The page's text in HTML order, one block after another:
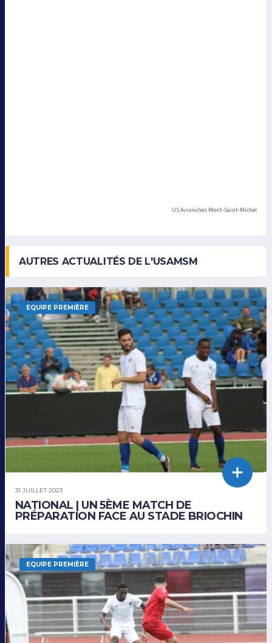
US Avranches Mont-Saint-Michel
AUTRES ACTUALITÉS DE L'USAMSM
EQUIPE PREMIÈRE
31 JUILLET 2023
NATIONAL | UN 5ÈME MATCH DE
PRÉPARATION FACE AU STADE BRIOCHIN
EQUIPE PREMIÈRE